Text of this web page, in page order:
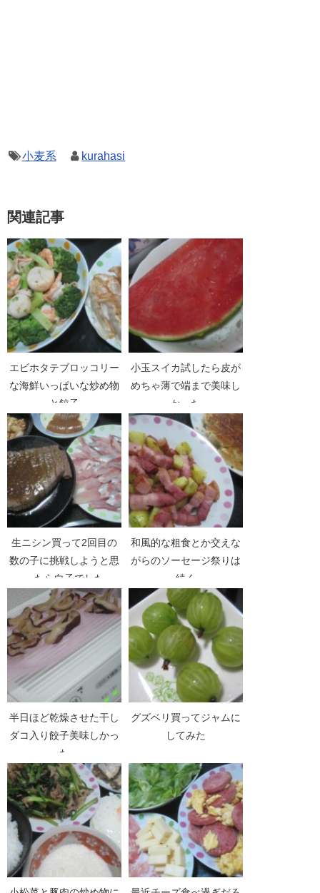
小麦系 kurahasi
関連記事
エビホタテブロッコリー
な海鮮いっぱいな炒め物
と餃子
小玉スイカ試したら皮が
めちゃ薄で端まで美味し
かった
生ニシン買って2回目の
数の子に挑戦しようと思
ったら白子でした
和風的な粗食とか交えな
がらのソーセージ祭りは
続く
半日ほど乾燥させた干し
ダコ入り餃子美味しかっ
た
グズベリ買ってジャムに
してみた